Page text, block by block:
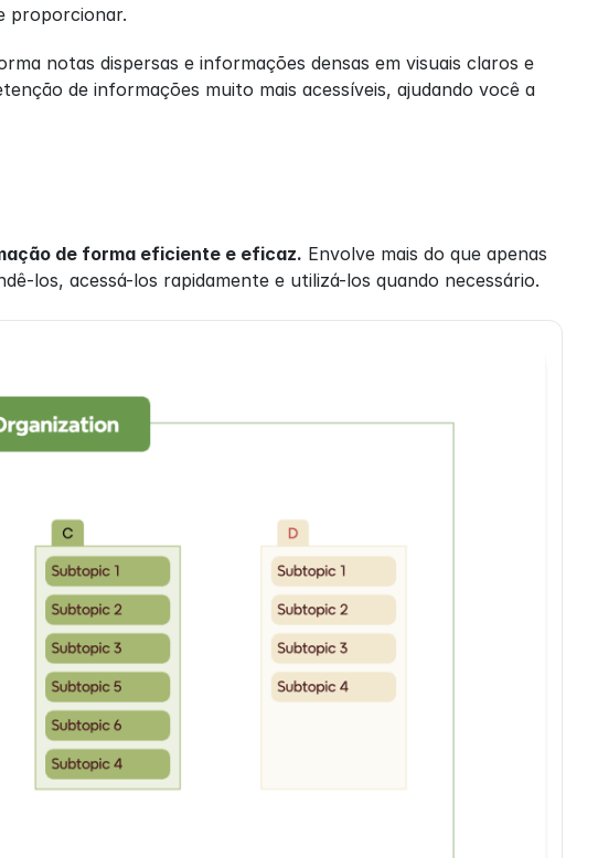
proporcionar.
notas dispersas e informações densas em visuais claros e
de informações muito mais acessíveis, ajudando você a
de forma eficiente e eficaz. Envolve mais do que apenas
los, acessá-los rapidamente e utilizá-los quando necessário.